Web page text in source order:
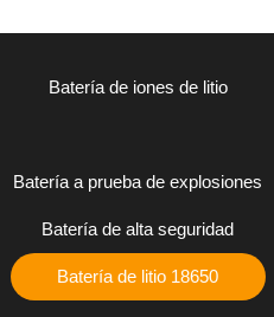
Batería de iones de litio
Batería a prueba de explosiones
Batería de alta seguridad
Batería de litio 18650